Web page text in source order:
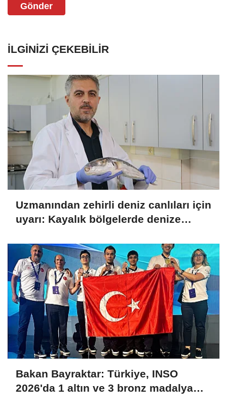
Gönder
İLGINIZI ÇEKEBILIR
Uzmanından zehirli deniz canlıları için
uyarı: Kayalık bölgelerde denize
Bakan Bayraktar: Türkiye, INSO
2026'da 1 altın ve 3 bronz madalya